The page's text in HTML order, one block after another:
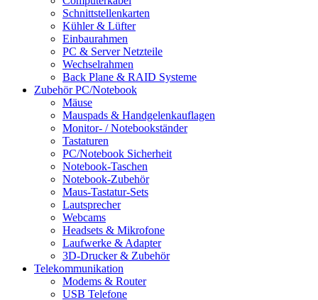
Schnittstellenkarten
Kühler & Lüfter
Einbaurahmen
PC & Server Netzteile
Wechselrahmen
Back Plane & RAID Systeme
Zubehör PC/Notebook
Mäuse
Mauspads & Handgelenkauflagen
Monitor- / Notebookständer
Tastaturen
PC/Notebook Sicherheit
Notebook-Taschen
Notebook-Zubehör
Maus-Tastatur-Sets
Lautsprecher
Webcams
Headsets & Mikrofone
Laufwerke & Adapter
3D-Drucker & Zubehör
Telekommunikation
Modems & Router
USB Telefone